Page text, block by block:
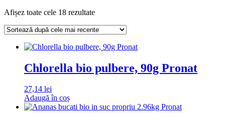
Afișez toate cele 18 rezultateSortat
cele
recente
Chlorella bio pulbere, 90g Pronat
27,14 lei
Adaugă în coș